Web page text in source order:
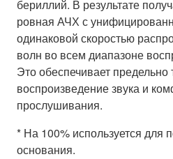
бериллий. В результате
ровная АЧХ с
одинаковой скоростью
волн во всем диапазоне
Это обеспечивает предельно
воспроизведение звука и
прослушивания.
* На 100% используется для
основания.